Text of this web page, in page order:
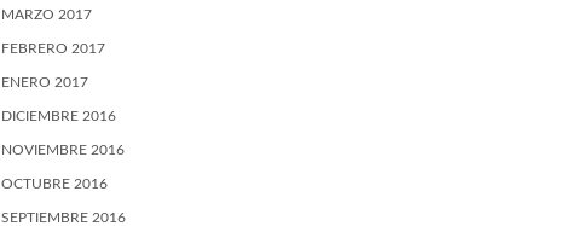
MARZO 2017
FEBRERO 2017
ENERO 2017
DICIEMBRE 2016
NOVIEMBRE 2016
OCTUBRE 2016
SEPTIEMBRE 2016